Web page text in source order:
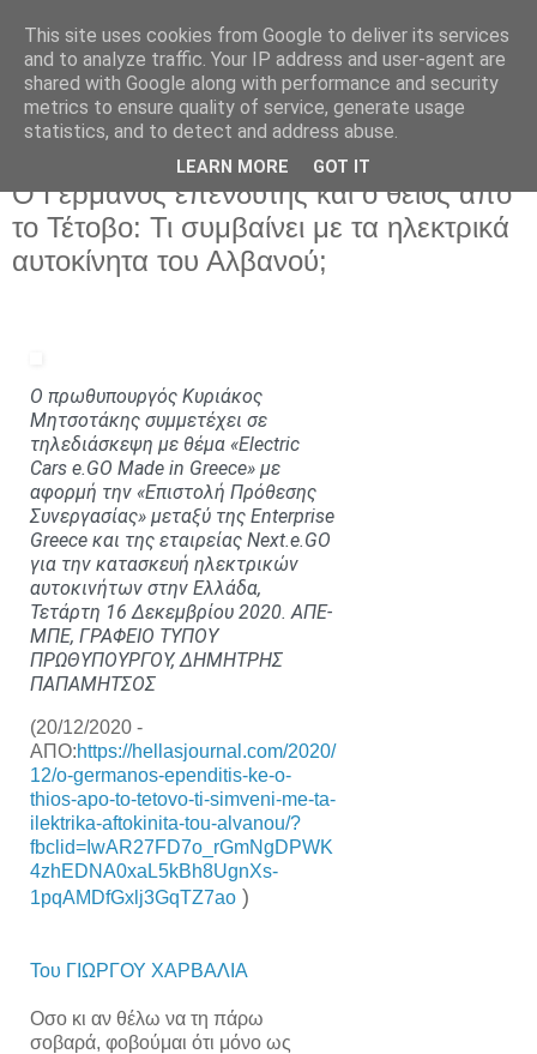
Κυριακή 20 Δεκεμβρίου 2020
Ο Γερμανός επενδυτής και ο θείος από
το Τέτοβο: Τι συμβαίνει με τα ηλεκτρικά
αυτοκίνητα του Αλβανού;
Ο πρωθυπουργός Κυριάκος
Μητσοτάκης συμμετέχει σε
τηλεδιάσκεψη με θέμα «Electric
Cars e.GO Made in Greece» με
αφορμή την «Επιστολή Πρόθεσης
Συνεργασίας» μεταξύ της Enterprise
Greece και της εταιρείας Next.e.GΟ
για την κατασκευή ηλεκτρικών
αυτοκινήτων στην Ελλάδα,
Τετάρτη 16 Δεκεμβρίου 2020. ΑΠΕ-
ΜΠΕ, ΓΡΑΦΕΙΟ ΤΥΠΟΥ
ΠΡΩΘΥΠΟΥΡΓΟΥ, ΔΗΜΗΤΡΗΣ
ΠΑΠΑΜΗΤΣΟΣ
(20/12/2020 -
ΑΠΟ:https://hellasjournal.com/2020/
12/o-germanos-ependitis-ke-o-
thios-apo-to-tetovo-ti-simveni-me-ta-
ilektrika-aftokinita-tou-alvanou/?
fbclid=IwAR27FD7o_rGmNgDPWK
4zhEDNA0xaL5kBh8UgnXs-
1pqAMDfGxlj3GqTZ7ao )
Του ΓΙΩΡΓΟΥ ΧΑΡΒΑΛΙΑ
Οσο κι αν θέλω να τη πάρω
σοβαρά, φοβούμαι ότι μόνο ως
This site uses cookies from Google to deliver its services
and to analyze traffic. Your IP address and user-agent are
shared with Google along with performance and security
metrics to ensure quality of service, generate usage
statistics, and to detect and address abuse.
LEARN MORE GOT IT